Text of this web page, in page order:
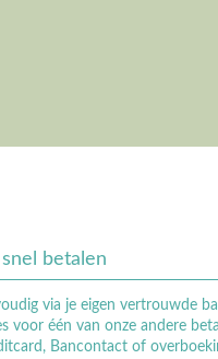
betalen
via je eigen vertrouwde
voor één van onze andere
Bancontact of